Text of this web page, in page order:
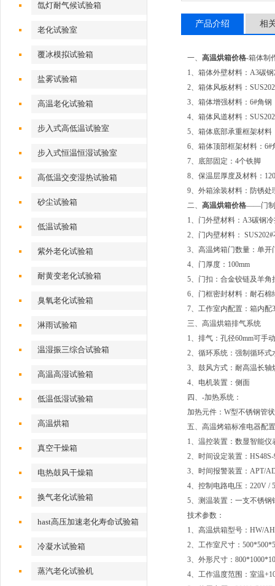
氙灯耐气候试验箱
老化试验室
覆冰模拟试验箱
盐雾试验箱
高温老化试验箱
步入式高低温试验室
步入式恒温恒湿试验室
高低温交变湿热试验箱
砂尘试验箱
低温试验箱
紫外老化试验箱
耐黄变老化试验箱
臭氧老化试验箱
淋雨试验箱
温湿振三综合试验箱
高温高湿试验箱
低温低湿试验箱
高温烘箱
真空干燥箱
电热鼓风干燥箱
换气老化试验箱
hast高压加速老化寿命试验箱
冷凝水试验箱
蒸汽老化试验机
产品介绍 相
一、 高温烘箱价格-箱体制
1、箱体外壁材料：A3碳
2、箱体风板材料：
3、箱体增强材料：6#角钢
4、箱体风道材料：
5、箱体底部承重框架材料
6、箱体顶部框架材料：6#
7、底部固定：4个铁脚
8、保温层厚度及材料：
9、外箱涂装材料：防锈
二、 高温烘箱价格——门制
1、门外壁材料：A3碳钢
2、门内壁材料：
3、高温烤箱门数量：单开
4、门厚度：100mm
5、门扣：合金铰链及羊角
6、门框密封材料：耐石棉
7、工作室内配置：箱内配
三、高温烘箱排气系统
1、排气：孔径60mm可手
2、循环系统：强制循环
3、鼓风方式：耐高温长轴
4、电机装置：侧面
四、 -加热系统：
加热元件：W型不锈钢管
五、高温烤箱标准电器配
1、温控装置：数显智能
2、时间设定装置：
3、时间报警装置：APT/
4、控制电路电压：220V /
5、测温装置：一支不锈
技术参数：
1、高温烘箱型号：HW/
2、工作室尺寸：
3、外形尺寸：
4、工作温度范围：室温